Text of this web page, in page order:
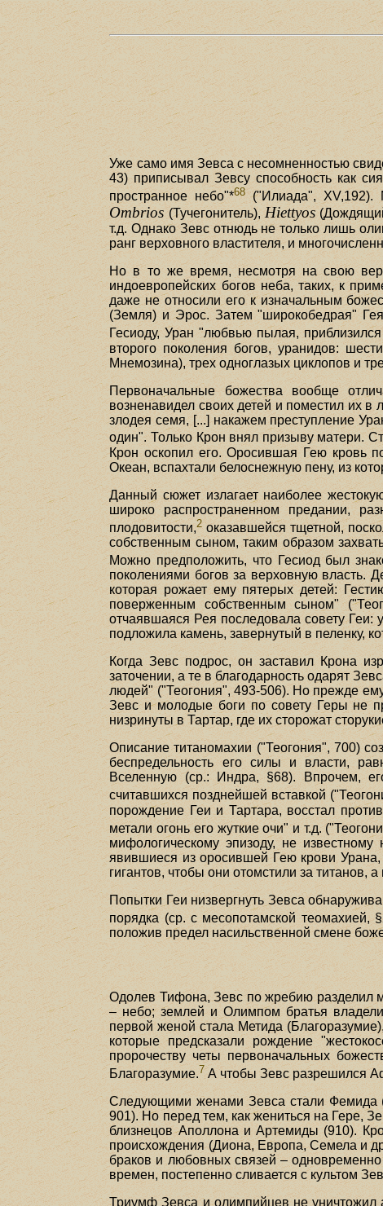
Уже само имя Зевса с несомненностью
43) приписывал Зевсу способность как
пространное небо"*68 ("Илиада", XV,192).
Ombrios (Тучегонитель),Hiettyos
т.д. Однако Зевс отнюдь не только лишь
ранг верховного властителя, и
Но в то же время, несмотря на свою
индоевропейских богов неба, таких, к
даже не относили его к изначальным
(Земля) и Эрос. Затем "широкобедрая"
Гесиоду, Уран "любвью пылая,
второго поколения богов, уранидов:
Мнемозина), трех одноглазых циклопов и
Первоначальные божества вообще
возненавидел своих детей и поместил их
злодея семя, [...] накажем преступление
один". Только Крон внял призыву матери.
Крон оскопил его. Оросившая Гею кровь
Океан, вспахтали белоснежную пену, из
Данный сюжет излагает наиболее
широко распространенном предании,
плодовитости,2 оказавшейся тщетной,
собственным сыном, таким образом
Можно предположить, что Гесиод был
поколениями богов за верховную власть.
которая рожает ему пятерых детей:
поверженным собственным сыном"
отчаявшаяся Рея последовала совету
подложила камень, завернутый в пеленку,
Когда Зевс подрос, он заставил Крона
заточении, а те в благодарность одарят
людей" ("Теогония", 493-506). Но прежде
Зевс и молодые боги по совету Геры не
низринуты в Тартар, где их сторожат
Описание титаномахии ("Теогония", 700)
беспредельность его силы и власти,
Вселенную (ср.: Индра, §68). Впрочем,
считавшихся позднейшей вставкой
порождение Геи и Тартара, восстал
метали огонь его жуткие очи" и т.д.
мифологическому эпизоду, не
явившиеся из оросившей Гею крови Урана,
гигантов, чтобы они отомстили за титанов,
Попытки Геи низвергнуть Зевса
порядка (ср. с месопотамской теомахией,
положив предел насильственной смене
Одолев Тифона, Зевс по жребию разделил
– небо; землей и Олимпом братья
первой женой стала Метида
которые предсказали рождение
пророчеству четы первоначальных
Благоразумие.7А чтобы Зевс разрешился
Следующими женами Зевса стали Фемида
901). Но перед тем, как жениться на Гере,
близнецов Аполлона и Артемиды (910).
происхождения (Диона, Европа, Семела и
браков и любовных связей – одновременно
времен, постепенно сливается с культом
Триумф Зевса и олимпийцев не уничтожил